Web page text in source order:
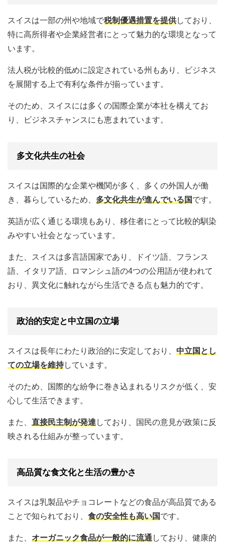
スイスは一部の州や地域で税制優遇措置を提供しており、
特に高所得者や企業経営者にとって魅力的な環境となって
います。
法人税が比較的低めに設定されている州もあり、ビジネス
を展開する上で有利な条件が揃っています。
そのため、スイスには多くの国際企業が本社を構えてお
り、ビジネスチャンスにも恵まれています。
多文化共生の社会
スイスは国際的な企業や機関が多く、多くの外国人が働
き、暮らしているため、 多文化共生が進んでいる国です。
英語が広く通じる環境もあり、移住者にとって比較的馴染
みやすい社会となっています。
また、スイスは多言語国家であり、ドイツ語、フランス
語、イタリア語、ロマンシュ語の4つの公用語が使われて
おり、異文化に触れながら生活できる点も魅力的です。
政治的安定と中立国の立場
スイスは長年にわたり政治的に安定しており、 中立国とし
ての立場を維持しています。
そのため、国際的な紛争に巻き込まれるリスクが低く、安
心して生活できます。
また、 直接民主制が発達 しており、国民の意見が政策に反
映される仕組みが整っています。
高品質な食文化と生活の豊かさ
スイスは乳製品やチョコレートなどの食品が高品質である
ことで知られており、 食の安全性も高い国です。
また、 オーガニック食品が一般的に流通 しており、健康的